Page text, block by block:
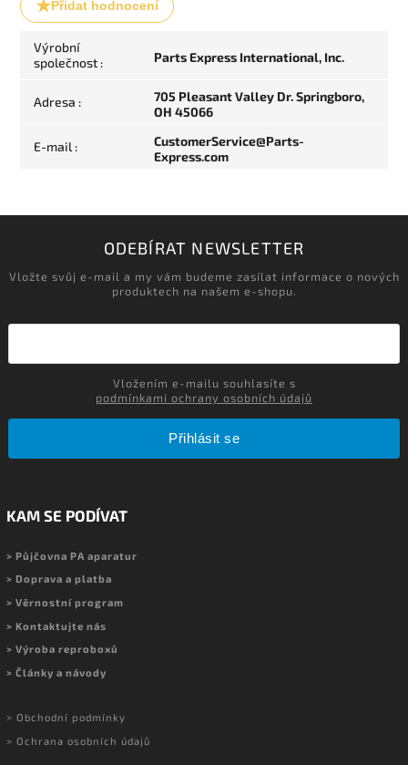
Přidat hodnocení
Výrobní
společnost : Parts Express International, Inc.
Adresa :
705 Pleasant Valley Dr. Springboro,
OH 45066
E-mail :
CustomerService@Parts-
Express.com
ODEBÍRAT NEWSLETTER
Vložte svůj e-mail a my vám budeme zasílat informace o nových
produktech na našem e-shopu.
podmínkami ochrany osobních údajů
Přihlásit se
KAM SE PODÍVAT
> Půjčovna PA aparatur
> Doprava a platba
> Věrnostní program
> Kontaktujte nás
> Výroba reproboxů
> Články a návody
> Obchodní podmínky
> Ochrana osobních údajů